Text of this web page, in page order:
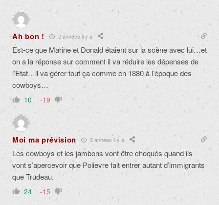
Ah bon ! 2 années il y a
Est-ce que Marine et Donald étaient sur la scène avec lui…et
on a la réponse sur comment il va réduire les dépenses de
l’Etat…il va gérer tout ça comme en 1880 à l’époque des
cowboys…
10 -19
Moi ma prévision 2 années il y a
Les cowboys et les jambons vont être choqués quand ils
vont s’apercevoir que Polievre fait entrer autant d’immigrants
que Trudeau.
24 -15